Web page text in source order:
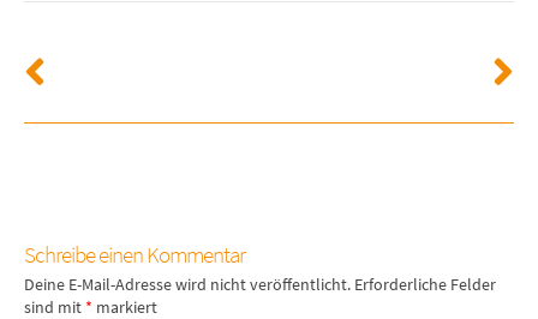
Schreibe einen Kommentar
Deine E-Mail-Adresse wird nicht veröffentlicht. Erforderliche Felder
sind mit * markiert